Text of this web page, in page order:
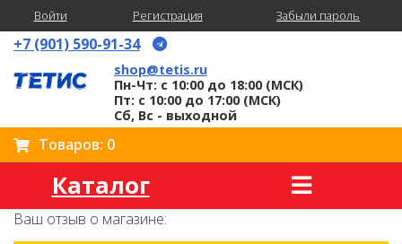
Войти Регистрация Забыли пароль
+7 (901) 590-91-34
shop@tetis.ru
Пн-Чт: с 10:00 до 18:00 (МСК)
Пт: с 10:00 до 17:00 (МСК)
Сб, Вс - выходной
Товаров: 0
Каталог
Ваш отзыв о магазине: